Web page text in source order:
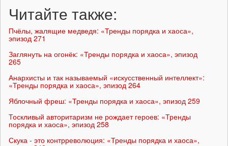
Читайте также:
Пчёлы, жалящие медведя: «Тренды порядка и хаоса»,
эпизод 271
Заглянуть на огонёк: «Тренды порядка и хаоса», эпизод
265
Анархисты и так называемый «искусственный интеллект»:
«Тренды порядка и хаоса», эпизод 264
Яблочный фреш: «Тренды порядка и хаоса», эпизод 259
Тоскливый авторитаризм не рождает героев: «Тренды
порядка и хаоса», эпизод 258
Скука - это контрреволюция: «Тренды порядка и хаоса»,